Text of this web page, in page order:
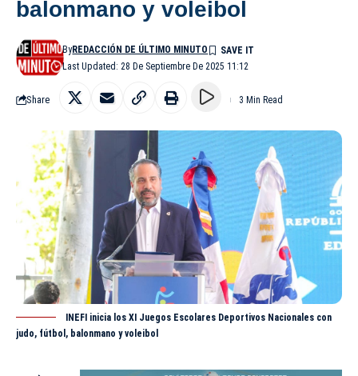
balonmano y voleibol
Last Updated: 28 De Septiembre De 2025 11:12
ByREDACCIÓN DE ÚLTIMO MINUTO
Share 3 Min Read
INEFI inicia los XI Juegos Escolares Deportivos Nacionales con
judo, fútbol, balonmano y voleibol